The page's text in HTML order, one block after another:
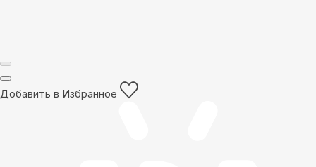
Добавить в Избранное